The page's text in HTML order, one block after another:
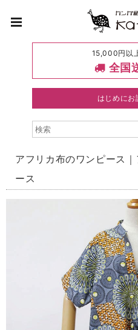
15,000円以
全国
はじめにお
アフリカ布のワンピース
ース